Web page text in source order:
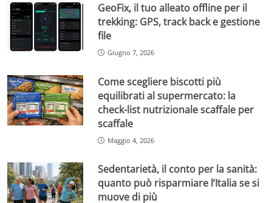
GeoFix, il tuo alleato offline per il
trekking: GPS, track back e gestione
file
Giugno 7, 2026
Come scegliere biscotti più
equilibrati al supermercato: la
check-list nutrizionale scaffale per
scaffale
Maggio 4, 2026
Sedentarietà, il conto per la sanità:
quanto può risparmiare l’Italia se si
muove di più